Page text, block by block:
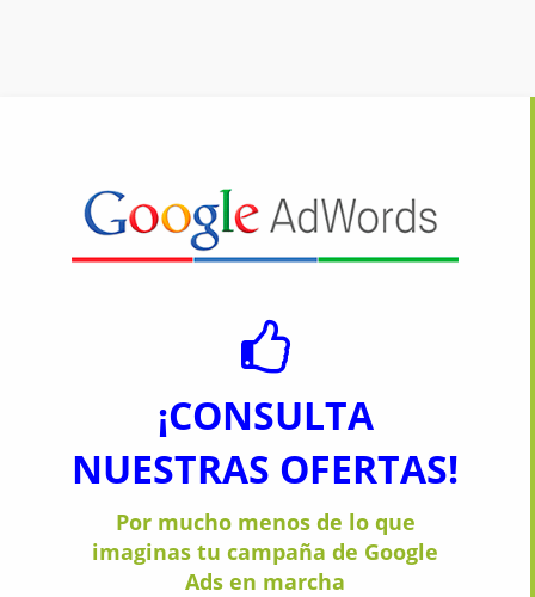
¡CONSULTA
NUESTRAS OFERTAS!
Por mucho menos de lo que
imaginas tu campaña de Google
Ads en marcha